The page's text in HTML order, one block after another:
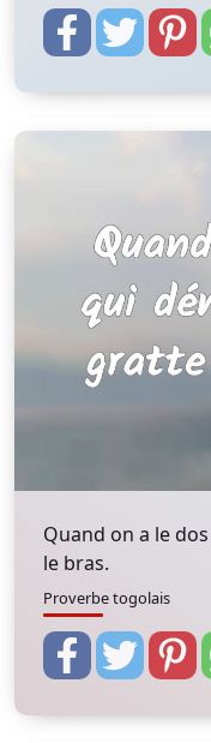
Quand on a le
le bras.
Proverbe togolais